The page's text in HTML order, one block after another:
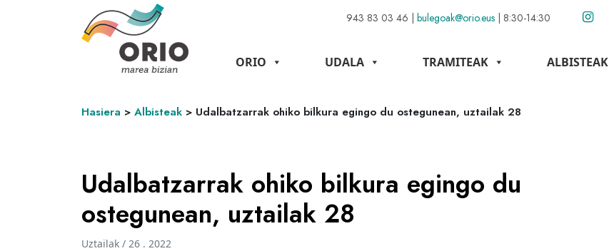
943 83 03 46 | bulegoak@orio.eus | 8:30-14:30
ORIO UDALA TRAMITEAK ALBISTEAK
Hasiera > Albisteak > Udalbatzarrak ohiko bilkura egingo du ostegunean, uztailak 28
Udalbatzarrak ohiko bilkura egingo du
ostegunean, uztailak 28
Uztailak / 26 . 2022